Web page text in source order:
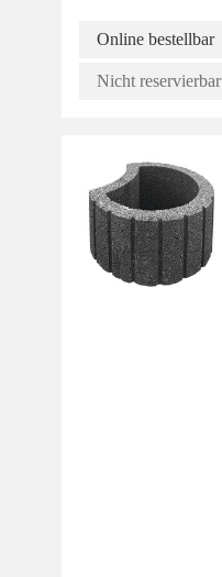
Online bestellbar
Nicht reservierbar